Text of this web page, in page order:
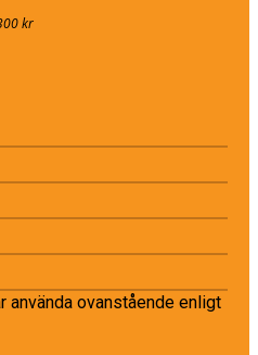
kr
använda ovanstående enligt